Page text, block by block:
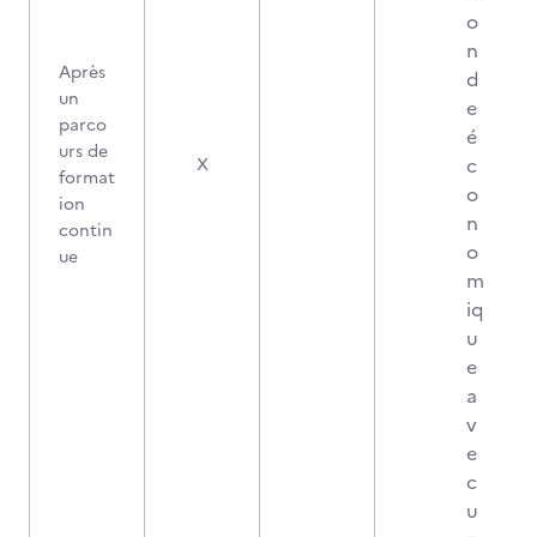
Après
un
parco
urs de
format
ion
contin
ue
X
o
n
d
e
é
c
o
n
o
m
iq
u
e
a
v
e
c
u